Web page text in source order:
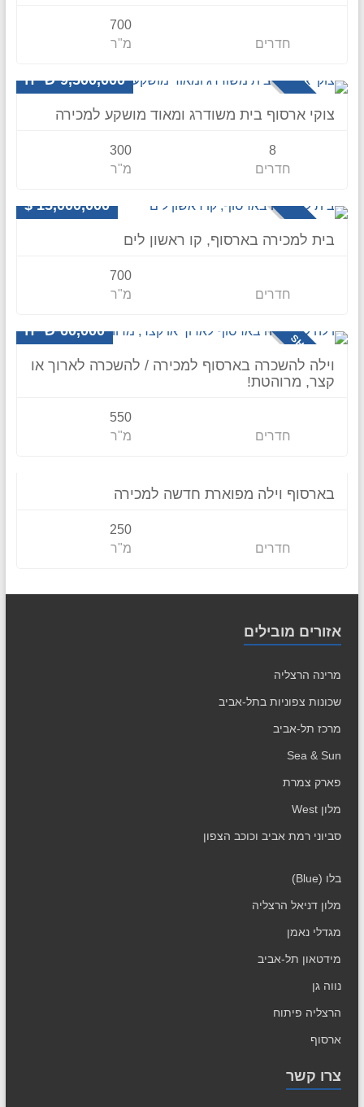
חדרים
700
מ"ר
למכירה
9,500,000 ש״ח
צוקי ארסוף בית משודרג ומאוד מושקע למכירה
8
חדרים
300
מ"ר
למכירה
15,000,000 $
בית למכירה בארסוף, קו ראשון לים
חדרים
700
מ"ר
SHORT TERM
60,000 ש״ח
וילה להשכרה בארסוף למכירה / להשכרה לארוך או
קצר, מרוהטת!
חדרים
550
מ"ר
למכירה
וילה
בארסוף וילה מפוארת חדשה למכירה
חדרים
250
מ"ר
אזורים מובילים
מרינה הרצליה
שכונות צפוניות בתל-אביב
מרכז תל-אביב
Sea & Sun
פארק צמרת
מלון West
סביוני רמת אביב וכוכב הצפון
בלו (Blue)
מלון דניאל הרצליה
מגדלי נאמן
מידטאון תל-אביב
נווה גן
הרצליה פיתוח
ארסוף
צרו קשר